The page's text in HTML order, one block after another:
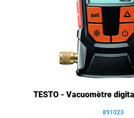
TESTO - Vacuomètre
891023